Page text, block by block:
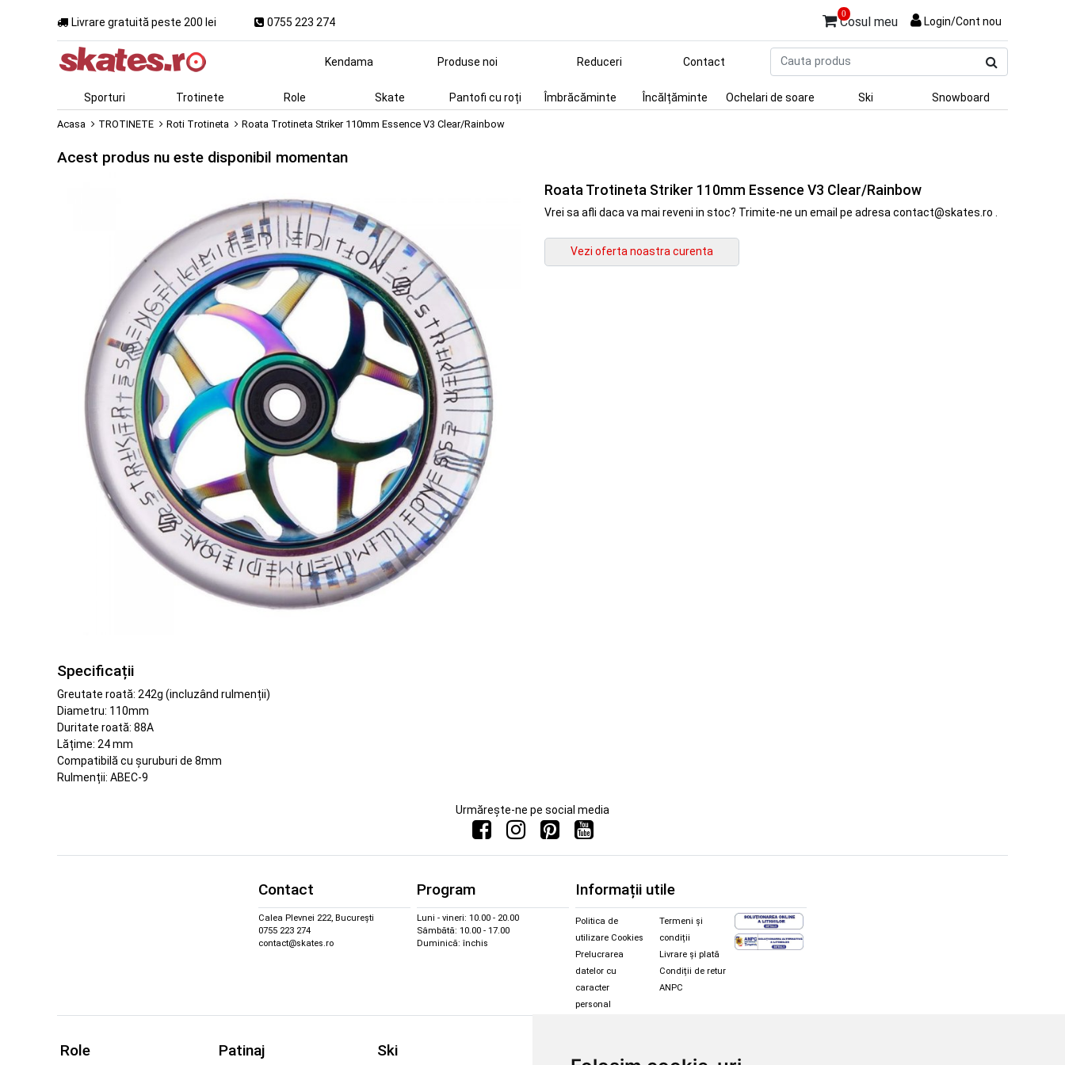
Livrare gratuită peste 200 lei 0755 223 274
0
Cosul meu Login/Cont nou
produs
Kendama Produse noi Reduceri Contact
Sporturi Trotinete Role Skate Pantofi cu roți Îmbrăcăminte Încălțăminte Ochelari de soare Ski Snowboard
Acasa TROTINETE Roti Trotineta Roata Trotineta Striker 110mm Essence V3 Clear/Rainbow
Acest produs nu este disponibil momentan
Roata Trotineta Striker 110mm Essence V3 Clear/Rainbow
Vrei sa afli daca va mai reveni in stoc? Trimite-ne un email pe adresa contact@skates.ro .
Specificații
Greutate roată: 242g (incluzând rulmenții)
Diametru: 110mm
Duritate roată: 88A
Lățime: 24 mm
Compatibilă cu șuruburi de 8mm
Rulmenții: ABEC-9
Urmărește-ne pe social media
Contact
Calea Plevnei 222, București
0755 223 274
contact@skates.ro
Program
Luni - vineri: 10.00 - 20.00
Sâmbătă: 10.00 - 17.00
Duminică: închis
Informații utile
Politica de
utilizare Cookies
Prelucrarea
datelor cu
caracter
personal
Termeni și
condiții
Livrare și plată
Condiții de retur
ANPC
Role Patinaj Ski